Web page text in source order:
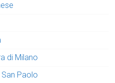
di Milano
Paolo